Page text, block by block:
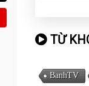
TỪ
BanhTV